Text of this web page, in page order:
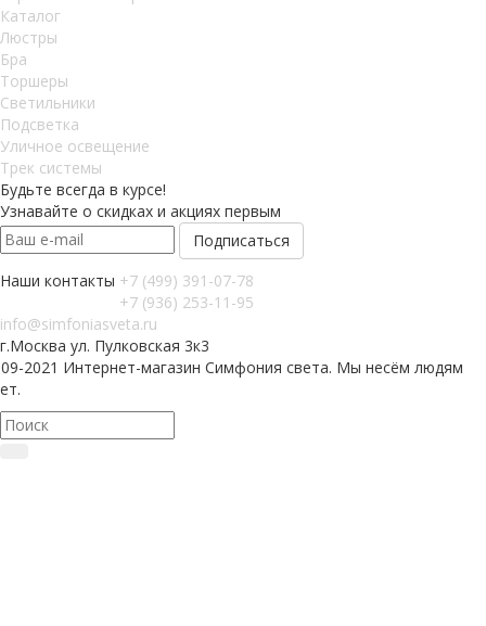
Каталог
Люстры
Бра
Торшеры
Светильники
Подсветка
Уличное освещение
Трек системы
Будьте всегда в курсе!
Узнавайте о скидках и акциях первым
Наши контакты +7 (499) 391-07-78
+7 (936) 253-11-95
info@simfoniasveta.ru
г.Москва ул. Пулковская 3к3
2021 Интернет-магазин Симфония света. Мы несём людям